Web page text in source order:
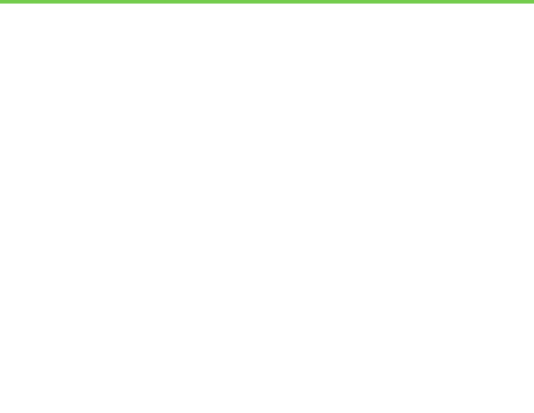
上一篇：手机网站建设-手机网站有哪些优势和特点